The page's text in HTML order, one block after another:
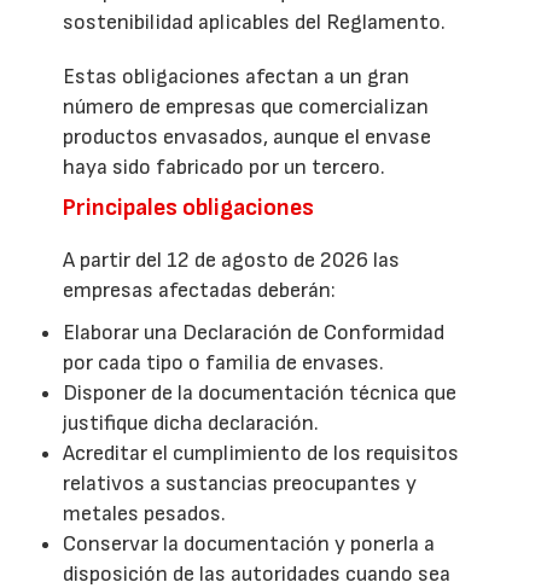
sostenibilidad aplicables del Reglamento.
Estas obligaciones afectan a un gran
número de empresas que comercializan
productos envasados, aunque el envase
haya sido fabricado por un tercero.
Principales obligaciones
A partir del 12 de agosto de 2026 las
empresas afectadas deberán:
Elaborar una Declaración de Conformidad
por cada tipo o familia de envases.
Disponer de la documentación técnica que
justifique dicha declaración.
Acreditar el cumplimiento de los requisitos
relativos a sustancias preocupantes y
metales pesados.
Conservar la documentación y ponerla a
disposición de las autoridades cuando sea